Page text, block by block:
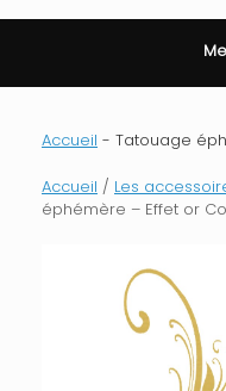
Accueil - Tatouage
Accueil / Les
éphémère – Effet or